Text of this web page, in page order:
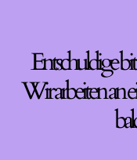
Entschuldige
Wir arbeiten an